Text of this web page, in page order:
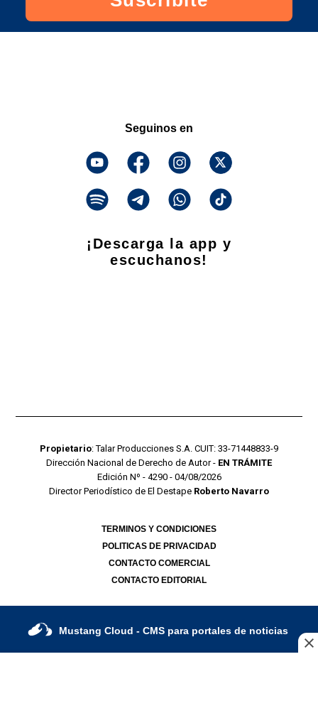
Seguinos en
¡Descarga la app y
escuchanos!
Propietario: Talar Producciones S.A. CUIT: 33-71448833-9
Dirección Nacional de Derecho de Autor - EN TRÁMITE
Edición Nº - 4290 - 04/08/2026
Director Periodístico de El Destape Roberto Navarro
TERMINOS Y CONDICIONES
POLITICAS DE PRIVACIDAD
CONTACTO COMERCIAL
CONTACTO EDITORIAL
Mustang Cloud - CMS para portales de noticias